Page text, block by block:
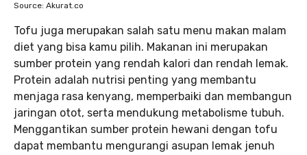
Source: Akurat.co
Tofu juga merupakan salah satu menu makan malam
diet yang bisa kamu pilih. Makanan ini merupakan
sumber protein yang rendah kalori dan rendah lemak.
Protein adalah nutrisi penting yang membantu
menjaga rasa kenyang, memperbaiki dan membangun
jaringan otot, serta mendukung metabolisme tubuh.
Menggantikan sumber protein hewani dengan tofu
dapat membantu mengurangi asupan lemak jenuh